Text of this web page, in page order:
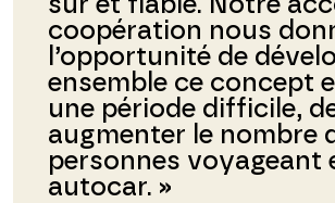
sûr et fiable. Notre
coopération nous
l’opportunité de
ensemble ce concept
une période difficile,
augmenter le nombre
personnes voyageant
autocar. »